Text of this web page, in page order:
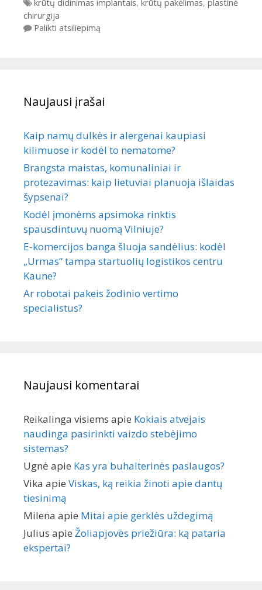
krūtų didinimas implantais, krūtų pakėlimas, plastinė
chirurgija
Palikti atsiliepimą
Naujausi įrašai
Kaip namų dulkės ir alergenai kaupiasi
kilimuose ir kodėl to nematome?
Brangsta maistas, komunaliniai ir
protezavimas: kaip lietuviai planuoja išlaidas
šypsenai?
Kodėl įmonėms apsimoka rinktis
spausdintuvų nuomą Vilniuje?
E-komercijos banga šluoja sandėlius: kodėl
„Urmas“ tampa startuolių logistikos centru
Kaune?
Ar robotai pakeis žodinio vertimo
specialistus?
Naujausi komentarai
Reikalinga visiems apie Kokiais atvejais
naudinga pasirinkti vaizdo stebėjimo
sistemas?
Ugnė apie Kas yra buhalterinės paslaugos?
Vika apie Viskas, ką reikia žinoti apie dantų
tiesinimą
Milena apie Mitai apie gerklės uždegimą
Julius apie Žoliapjovės priežiūra: ką pataria
ekspertai?